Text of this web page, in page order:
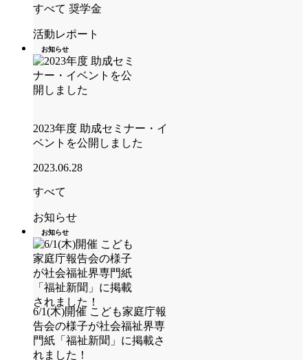
すべて 奨学金
活動レポート
お知らせ
2023年度 助成セミナー・イ
ベントを公開しました
2023.06.28
すべて
お知らせ
お知らせ
6/1(木)開催 こども家庭庁報
告会の様子が社会福祉界専
門紙「福祉新聞」に掲載さ
れました！